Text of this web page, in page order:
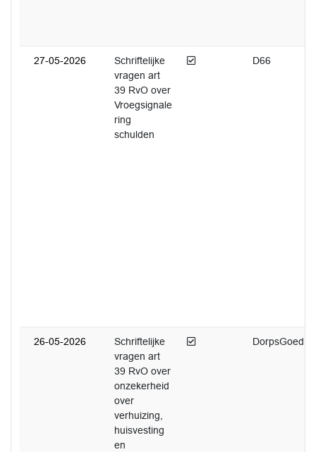
27-05-2026
Schriftelijke
vragen art
39 RvO over
Vroegsignale
ring
schulden
Afgedaan D66
26-05-2026
Schriftelijke
vragen art
39 RvO over
onzekerheid
over
verhuizing,
huisvesting
en
Afgedaan DorpsGoed